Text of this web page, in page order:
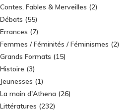
Contes, Fables & Merveilles (2)
Débats (55)
Errances (7)
Femmes / Féminités / Féminismes (2)
Grands Formats (15)
Histoire (3)
Jeunesses (1)
La main d'Athena (26)
Littératures (232)